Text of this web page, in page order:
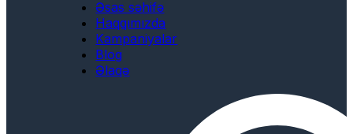
Əsas səhifə
Haqqımızda
Kampaniyalar
Blog
Əlaqə